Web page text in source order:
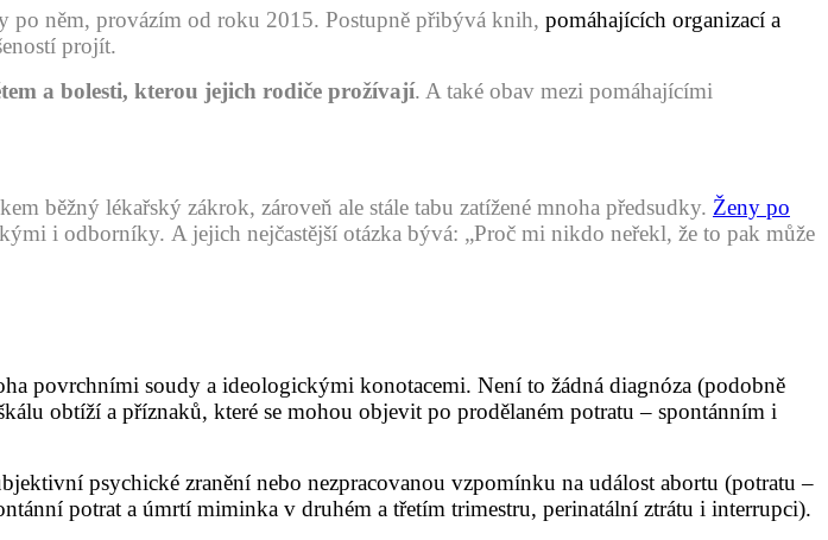
po něm, provázím od roku 2015. Postupně přibývá knih, pomáhajících organizací a
projít.
a bolesti, kterou jejich rodiče prožívají. A také obav mezi pomáhajícími
běžný lékařský zákrok, zároveň ale stále tabu zatížené mnoha předsudky. Ženy po
i odborníky. A jejich nejčastější otázka bývá: „Proč mi nikdo neřekl, že to pak může
povrchními soudy a ideologickými konotacemi. Není to žádná diagnóza (podobně
obtíží a příznaků, které se mohou objevit po prodělaném potratu – spontánním i
psychické zranění nebo nezpracovanou vzpomínku na událost abortu (potratu –
potrat a úmrtí miminka v druhém a třetím trimestru, perinatální ztrátu i interrupci).